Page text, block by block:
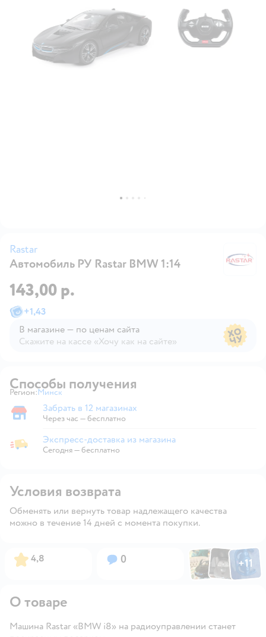
Rastar
Автомобиль РУ Rastar BMW 1:14
143,00 р.
+1,43
В магазине — по ценам сайта
Скажите на кассе «Хочу как на сайте»
Способы получения
Регион: Выбор адреса доставки.
Минск
Забрать в магазине
Забрать в 12 магазинах
Через час — бесплатно
Экспресс-доставка из магазина
Экспресс-доставка из магазина
Сегодня—бесплатно
Условия возврата
Обменять или вернуть товар надлежащего качества
можно в течение 14 дней с момента покупки.
Рейтинг:
4,8 Вопросов:
0 ФотоФотоФото
+11
Открыть
О товаре
Машина Rastar «BMW i8» на радиоуправлении станет